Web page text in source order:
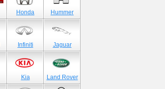
Honda Hummer
Infiniti Jaguar
Kia Land Rover